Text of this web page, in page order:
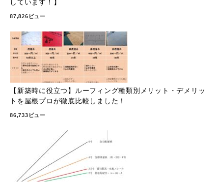
しています！】
87,826ビュー
【新築時に役立つ】ルーフィング種類別メリット・デメリッ
トを屋根プロが徹底比較しました！
86,733ビュー